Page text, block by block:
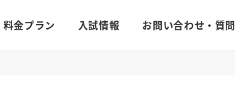
料金プラン 入試情報 お問い合わせ・質問